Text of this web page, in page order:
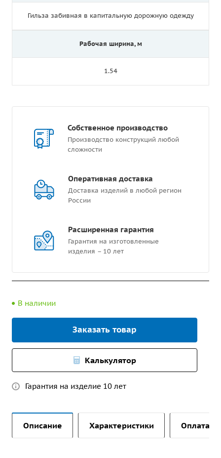
Гильза забивная в капитальную дорожную одежду
Рабочая ширина, м
1.54
Собственное производство
Производство конструкций любой
сложности
Оперативная доставка
Доставка изделий в любой регион
России
Расширенная гарантия
Гарантия на изготовленные
изделия – 10 лет
В наличии
Заказать товар
Калькулятор
Гарантия на изделие 10 лет
Описание Характеристики Оплата и